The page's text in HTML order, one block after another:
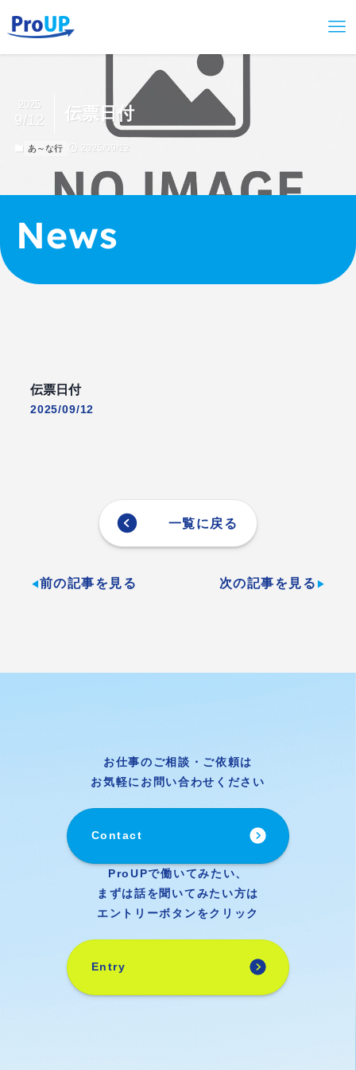
伝票日付
2025
9/12
あ～な行 2025/09/12
News
伝票日付
2025/09/12
一覧に戻る
◀前の記事を見る 次の記事を見る ▶
お仕事のご相談・ご依頼は
お気軽にお問い合わせください
Contact
ProUPで働いてみたい、
まずは話を聞いてみたい方は
エントリーボタンをクリック
Entry